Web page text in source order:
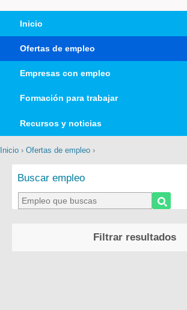
Inicio
Ofertas de empleo
Empresas con empleo
Formación para trabajar
Recursos y noticias
Inicio › Ofertas de empleo ›
Buscar empleo
Filtrar resultados